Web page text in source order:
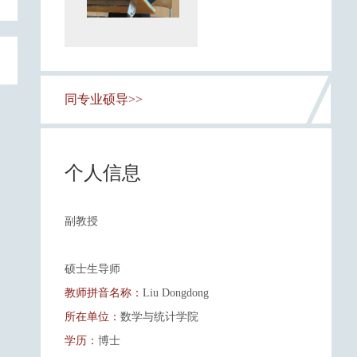
同专业硕导>>
个人信息
副教授
硕士生导师
教师拼音名称： Liu Dongdong
所在单位： 数学与统计学院
学历： 博士